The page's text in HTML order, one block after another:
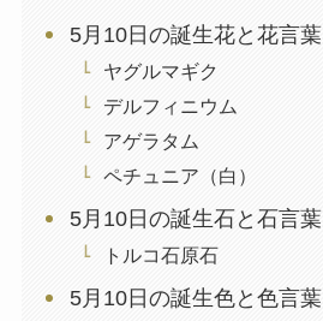
5月10日の誕生花と花言葉
ヤグルマギク
デルフィニウム
アゲラタム
ペチュニア（白）
5月10日の誕生石と石言葉
トルコ石原石
5月10日の誕生色と色言葉